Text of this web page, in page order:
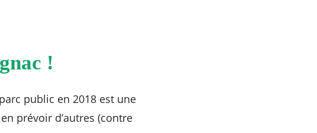
!
public en 2018 est une
prévoir d’autres (contre